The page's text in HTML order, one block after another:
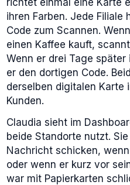
ihren Farben. Jede Filiale
Code zum Scannen.
einen Kaffee kauft,
Wenn er drei Tage
er den dortigen Code.
derselben digitalen Karte
Kunden.
Claudia sieht im
beide Standorte nutzt.
Nachricht schicken,
oder wenn er kurz vor
war mit Papierkarten